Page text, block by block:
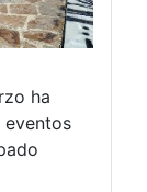
ha